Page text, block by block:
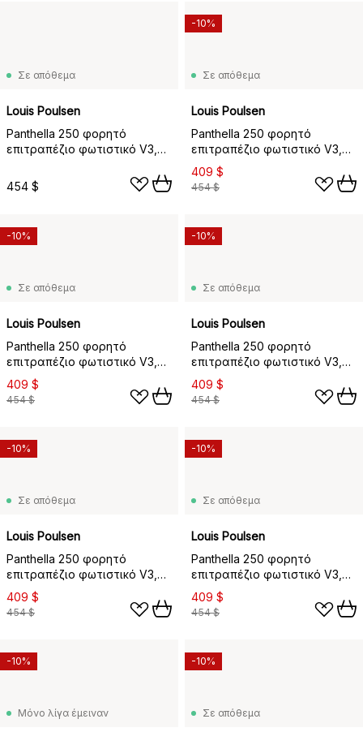
Σε απόθεμα
Louis Poulsen
Panthella 250 φορητό
επιτραπέζιο φωτιστικό V3,
454 $
Σε απόθεμα
Louis Poulsen
Panthella 250 φορητό
επιτραπέζιο φωτιστικό V3,
Opal white
409 $
454 $
-10%
Σε απόθεμα
Louis Poulsen
Panthella 250 φορητό
επιτραπέζιο φωτιστικό V3,
Opaque black
409 $
454 $
-10%
Σε απόθεμα
Louis Poulsen
Panthella 250 φορητό
επιτραπέζιο φωτιστικό V3,
Opaque burgundy
409 $
454 $
-10%
Σε απόθεμα
Louis Poulsen
Panthella 250 φορητό
επιτραπέζιο φωτιστικό V3,
Opaque coral
409 $
454 $
-10%
Σε απόθεμα
Louis Poulsen
Panthella 250 φορητό
επιτραπέζιο φωτιστικό V3,
Opaque indigo blue
409 $
454 $
-10%
Μόνο λίγα έμειναν
-10%
Σε απόθεμα
-10%